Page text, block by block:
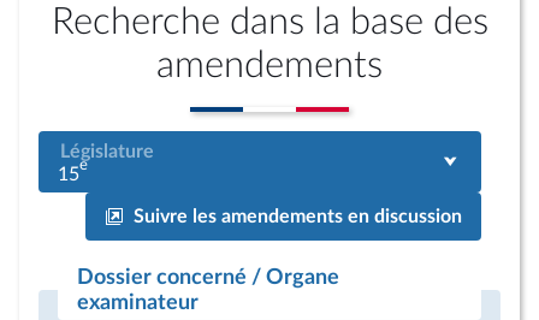
Recherche dans la base des
amendements
Législature
15e
Suivre les amendements en discussion
Dossier concerné / Organe
examinateur